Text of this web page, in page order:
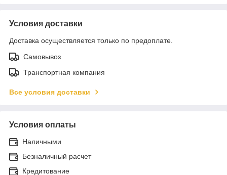
Условия доставки
Доставка осуществляется только по предоплате.
Самовывоз
Транспортная компания
Все условия доставки
Условия оплаты
Наличными
Безналичный расчет
Кредитование